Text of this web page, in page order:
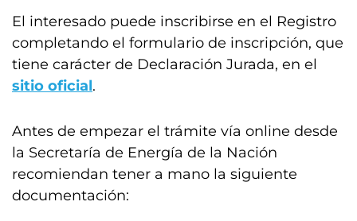
El interesado puede inscribirse en el Registro
completando el formulario de inscripción, que
tiene carácter de Declaración Jurada, en el
sitio oficial.
Antes de empezar el trámite vía online desde
la Secretaría de Energía de la Nación
recomiendan tener a mano la siguiente
documentación: